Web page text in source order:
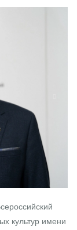
культур имени